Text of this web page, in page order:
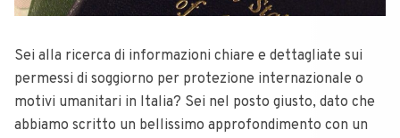
Sei alla ricerca di informazioni chiare e dettagliate sui
permessi di soggiorno per protezione internazionale o
motivi umanitari in Italia? Sei nel posto giusto, dato che
abbiamo scritto un bellissimo approfondimento con un